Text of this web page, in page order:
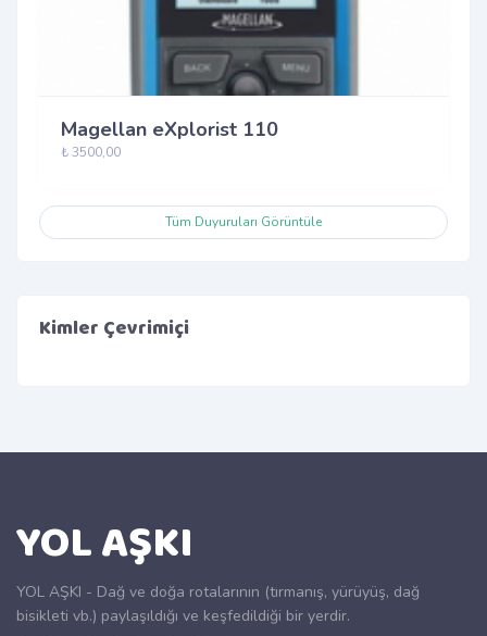
Magellan eXplorist 110
₺ 3500,00
Tüm Duyuruları Görüntüle
Kimler Çevrimiçi
YOL AŞKI
YOL AŞKI - Dağ ve doğa rotalarının (tırmanış, yürüyüş, dağ
bisikleti vb.) paylaşıldığı ve keşfedildiği bir yerdir.